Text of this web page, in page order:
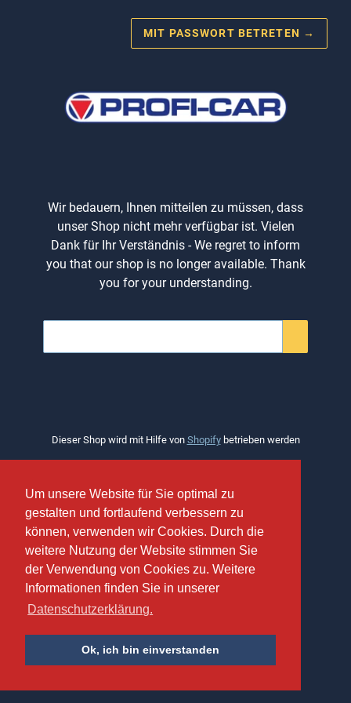
Um unsere Website für Sie optimal zu
gestalten und fortlaufend verbessern zu
können, verwenden wir Cookies. Durch die
weitere Nutzung der Website stimmen Sie
der Verwendung von Cookies zu. Weitere
Informationen finden Sie in unserer
Datenschutzerklärung.
Ok, ich bin einverstanden
Um unsere Website für Sie optimal zu
gestalten und fortlaufend verbessern zu
können, verwenden wir Cookies. Durch die
weitere Nutzung der Website stimmen Sie
der Verwendung von Cookies zu. Weitere
Informationen finden Sie in unserer
Datenschutzerklärung.
Ok, ich bin einverstanden
MIT PASSWORT BETRETEN →
Wir bedauern, Ihnen mitteilen zu müssen, dass
unser Shop nicht mehr verfügbar ist. Vielen
Dank für Ihr Verständnis - We regret to inform
you that our shop is no longer available. Thank
you for your understanding.
Dieser Shop wird mit Hilfe von Shopifybetrieben werden